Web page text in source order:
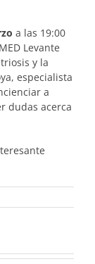
a las 19:00
Levante
y la
especialista
a
dudas acerca